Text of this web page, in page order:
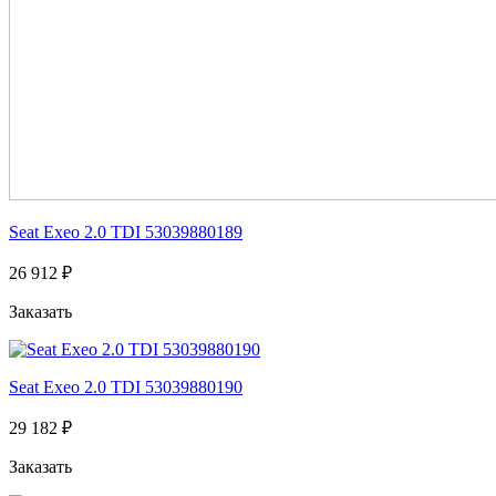
Seat Exeo 2.0 TDI 53039880189
26 912 ₽
Заказать
Seat Exeo 2.0 TDI 53039880190
29 182 ₽
Заказать